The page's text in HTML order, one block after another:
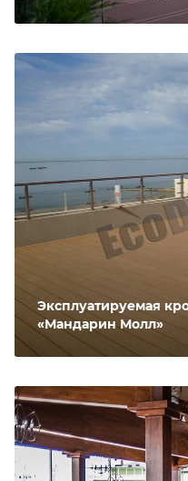
Эксплуатируемая
«Мандарин Молл»